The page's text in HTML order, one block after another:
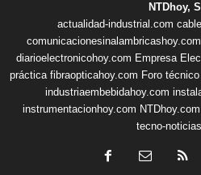
NTDhoy,
actualidad-industrial.com
comunicacionesinalambricashoy.com
diarioelectronicohoy.com Empresa
práctica fibraopticahoy.com Foro
industriaembebidahoy.com
instrumentacionhoy.com NTDhoy.com
tecno-